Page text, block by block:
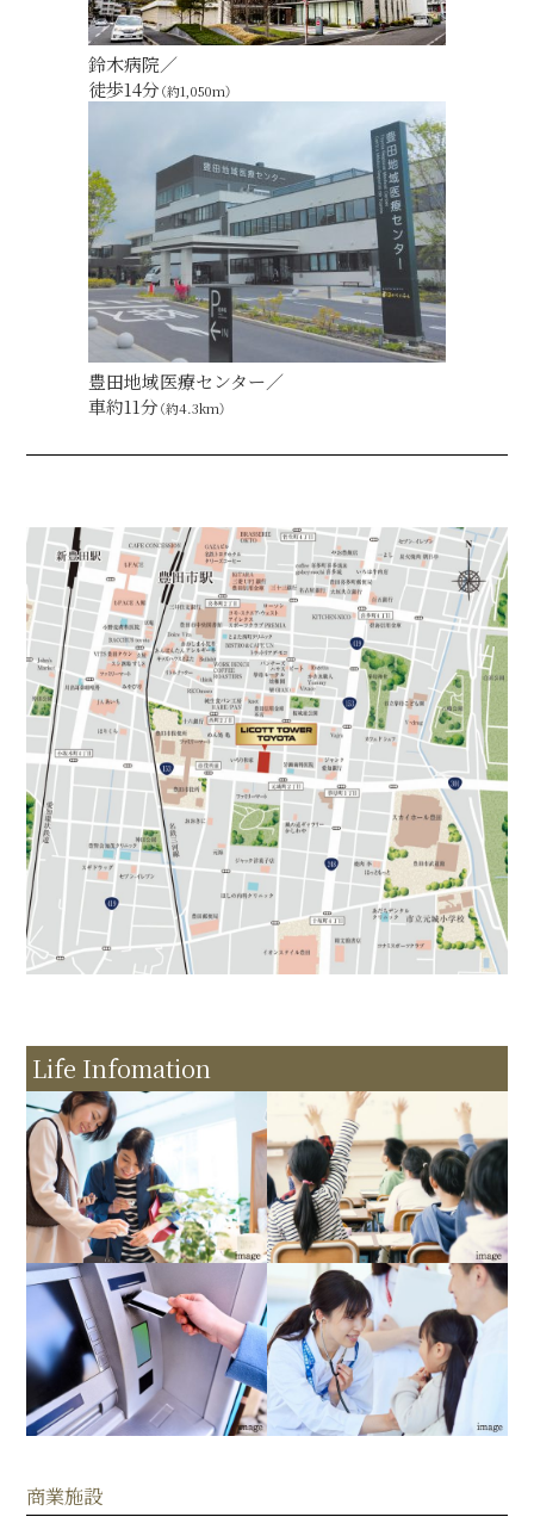
鈴木病院／
徒歩14分（約1,050m）
豊田地域医療センター／
車約11分（約4.3km）
Life Infomation
商業施設